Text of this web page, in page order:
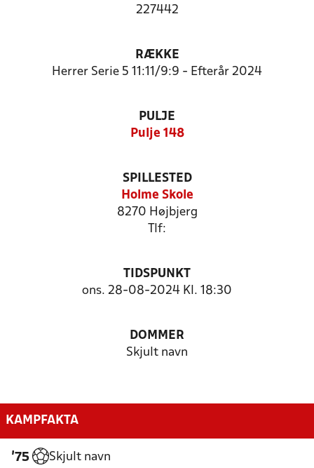
227442
RÆKKE
Herrer Serie 5 11:11/9:9 - Efterår 2024
PULJE
Pulje 148
SPILLESTED
Holme Skole
8270 Højbjerg
Tlf:
TIDSPUNKT
ons. 28-08-2024 Kl. 18:30
DOMMER
Skjult navn
KAMPFAKTA
'75 Skjult navn